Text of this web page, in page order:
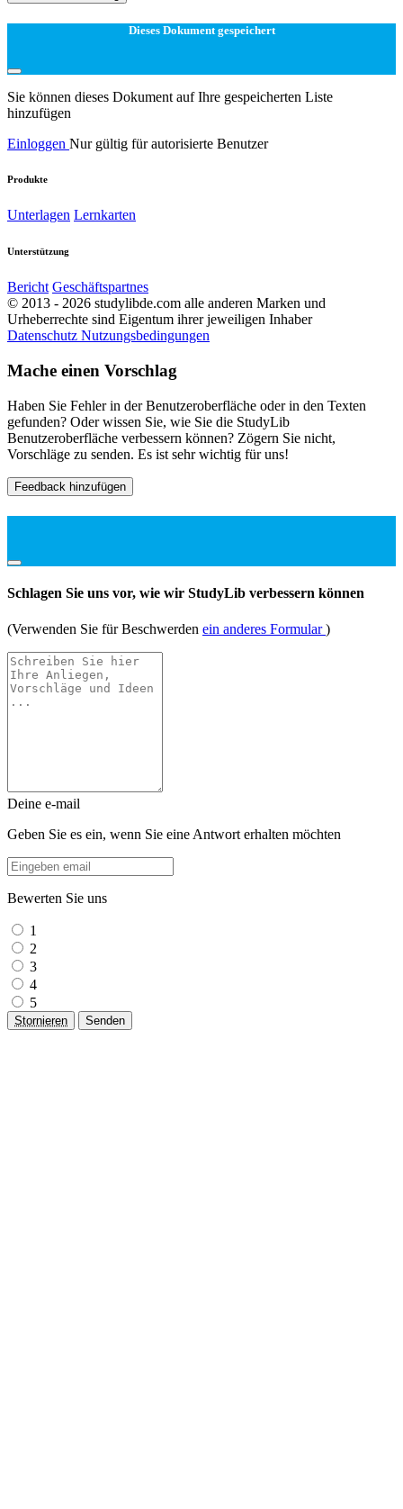
Dieses Dokument gespeichert
Sie können dieses Dokument auf Ihre gespeicherten Liste
hinzufügen
Einloggen Nur gültig für autorisierte Benutzer
Produkte
Unterlagen Lernkarten
Unterstützung
Bericht Geschäftspartnes
© 2013 - 2026 studylibde.com alle anderen Marken und
Urheberrechte sind Eigentum ihrer jeweiligen Inhaber
Datenschutz Nutzungsbedingungen
Mache einen Vorschlag
Haben Sie Fehler in der Benutzeroberfläche oder in den Texten
gefunden? Oder wissen Sie, wie Sie die StudyLib
Benutzeroberfläche verbessern können? Zögern Sie nicht,
Vorschläge zu senden. Es ist sehr wichtig für uns!
Feedback hinzufügen
Schlagen Sie uns vor, wie wir StudyLib verbessern können
(Verwenden Sie für Beschwerden ein anderes Formular)
Deine e-mail
Geben Sie es ein, wenn Sie eine Antwort erhalten möchten
Bewerten Sie uns
1
2
3
4
5
Stornieren Senden